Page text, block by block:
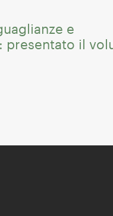
e
presentato il